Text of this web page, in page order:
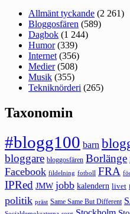
Allmänt tyckande (2 261)
Bloggosfären (589)
Dagbok (1 244)
Humor(339)
Internet (356)
Medier(508)
Musik (355)
Tekniknörderi (265)
Taxonomin
#blogg100 barn
bloggare bloggosfären Borlänge
Facebook fildelning fotboll FRA
IPRed JMW jobb kalendern livet
politik präst Same Same But Different